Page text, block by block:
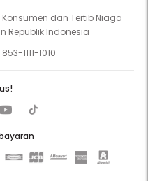
dan Tertib Niaga
Republik Indonesia
1111-1010